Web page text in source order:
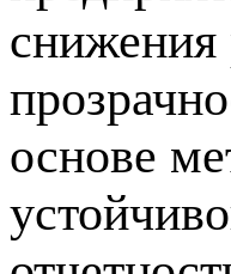
снижения
основе